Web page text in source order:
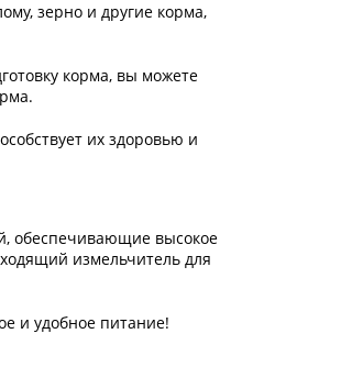
зерно и другие корма,
корма, вы можете
их здоровью и
обеспечивающие высокое
измельчитель для
и удобное питание!